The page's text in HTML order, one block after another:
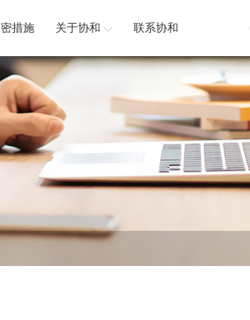
措施 关于协和 联系协和